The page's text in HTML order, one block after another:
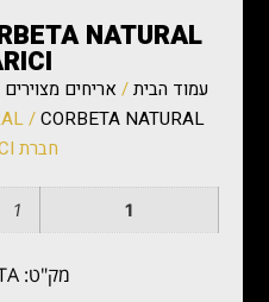
עמוד הבית/ אריחים מצוירים
CORBETA NATURAL
חברת APARICI
1
1
מק"ט: CORBETA